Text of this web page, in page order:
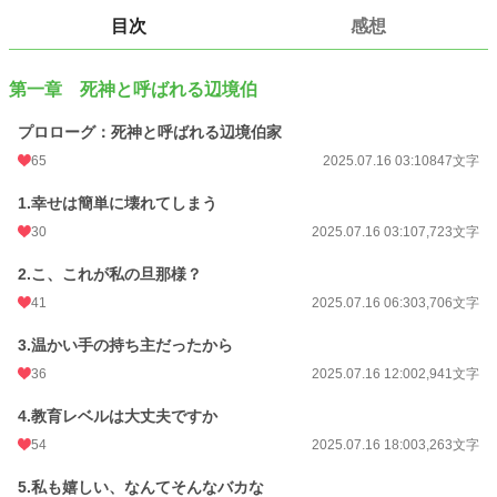
のみんなに心を開いて──？
で来たヒロインの話です。
小説
恋愛 66,363 位 / 66,363 件
24h.ポイント 0 pt
週間ポイント
月間ポイント 413 pt (38,140 位)
目次 感想
第一章 死神と呼ばれる辺境伯
プロローグ：死神と呼ばれる辺境伯家
65 2025.07.16 03:10847文字
1.幸せは簡単に壊れてしまう
30 2025.07.16 03:107,723文字
2.こ、これが私の旦那様？
41 2025.07.16 06:303,706文字
3.温かい手の持ち主だったから
36 2025.07.16 12:002,941文字
4.教育レベルは大丈夫ですか
54 2025.07.16 18:003,263文字
5.私も嬉しい、なんてそんなバカな